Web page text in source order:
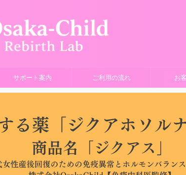
サポート案内 ご利用の流れ お